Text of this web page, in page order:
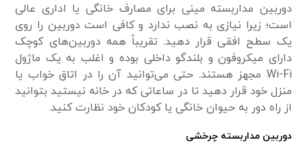
دوربین مداربسته مینی برای مصارف خانگی یا اداری عالی
است؛ زیرا نیازی به نصب ندارد و کافی است دوربین را روی
یک سطح افقی قرار دهید. تقریباً همه دوربین‌های کوچک
دارای میکروفون و بلندگو داخلی بوده و اغلب به یک ماژول
Wi-Fi مجهز هستند. حتی می‌توانید آن را در اتاق خواب یا
منزل خود قرار دهید تا در ساعاتی که در خانه نیستید بتوانید
از راه دور به حیوان خانگی یا کودکان خود نظارت کنید.
دوربین مداربسته چرخشی